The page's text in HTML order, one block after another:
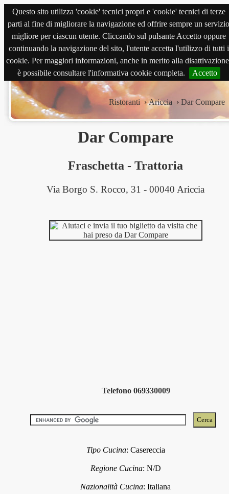
Questo sito utilizza 'cookie' tecnici propri e 'cookie' tecnici di terze
parti al fine di migliorare la navigazione ed offrire sempre un servizio
migliore per ciascun utente. Cliccando sul pulsante Accetto oppure
continuando la navigazione del sito, l'utente accetta l'utilizzo di tutti i
cookie. Per maggiori informazioni, anche in merito alla
è possibile consultare l'informativa cookie completa.
Accetto
magnabene.com
Ristoranti ›Ariccia › Dar Compare
Dar Compare
Fraschetta -Trattoria
Via Borgo S. Rocco, 31 - 00040 Ariccia
Telefono 069330009
Tipo Cucina: Casereccia
Regione Cucina: N/D
Nazionalità Cucina:Italiana